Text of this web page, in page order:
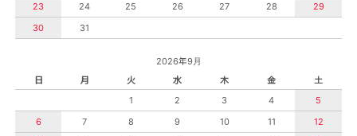
23
24 25 26 27 28
29
30
31
2026年9月
日
月 火 水 木 金
土
1
2 3 4
5
6
7 8 9 10 11
12